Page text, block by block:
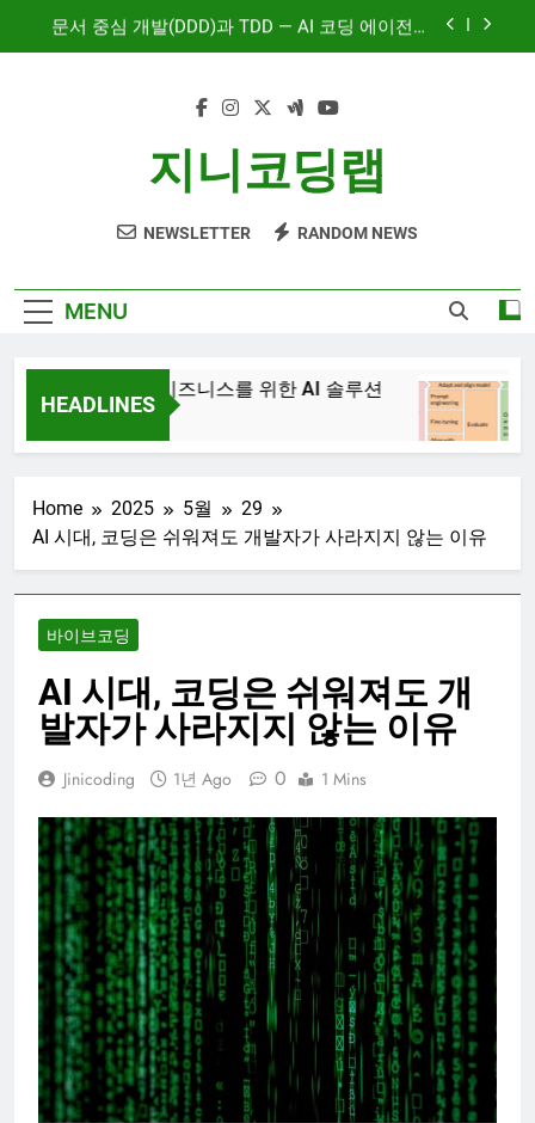
문서 중심 개발(DDD)과 TDD — AI 코딩 에이전트
보여주는 시대
혼자서도 10명 팀처럼 개발하기: Claude Code 서
문서 중심 개발(DDD)과 TDD — AI 코딩 에이전트
AI와 함께하는 CMS 이야기
지니코딩랩
NEWSLETTER RANDOM NEWS
MENU
HEADLINES
JiniAI – 비즈니스를 위한 AI 솔루션
3년
Home 2025 5월
29
AI 시대, 코딩은 쉬워져도 개발자가 사라지지 않는 이유
바이브코딩
AI 시대, 코딩은 쉬워져도 개
발자가 사라지지 않는 이유
Jinicoding 1년 Ago 0 1 Mins